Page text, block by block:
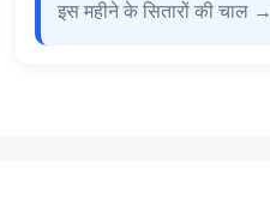
इस महीने के सितारों की चाल →